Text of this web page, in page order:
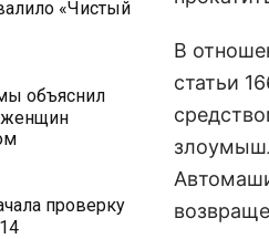
«Чистый
объяснил
женщин
проверку
В
статьи